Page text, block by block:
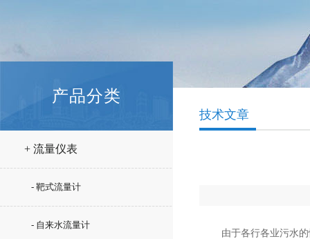
产品分类
+ 流量仪表
- 靶式流量计
- 自来水流量计
技术文章
由于各行各业污水的性